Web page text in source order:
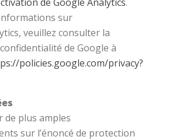
sur
veuillez consulter la
de Google à
policies.google.com/privacy?
de plus amples
sur l’énoncé de protection